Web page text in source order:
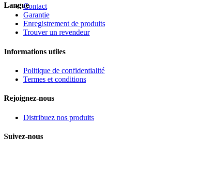
LangueContact
Garantie
Enregistrement de produits
Trouver un revendeur
Informations utiles
Politique de confidentialité
Termes et conditions
Rejoignez-nous
Distribuez nos produits
Suivez-nous